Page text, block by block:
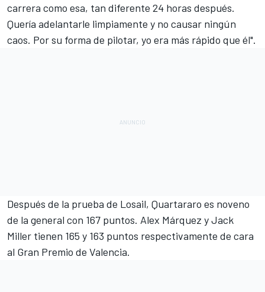
carrera como esa, tan diferente 24 horas después.
Quería adelantarle limpiamente y no causar ningún
caos. Por su forma de pilotar, yo era más rápido que él".
Después de la prueba de Losail, Quartararo es noveno
de la general con 167 puntos. Alex Márquez yJack
Miller tienen 165 y 163 puntos respectivamente de cara
al Gran Premio de Valencia.